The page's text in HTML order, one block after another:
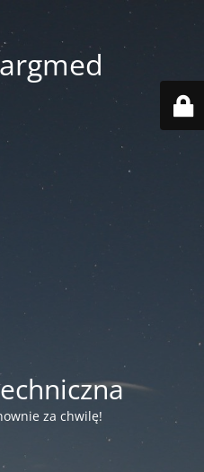
za chwilę!